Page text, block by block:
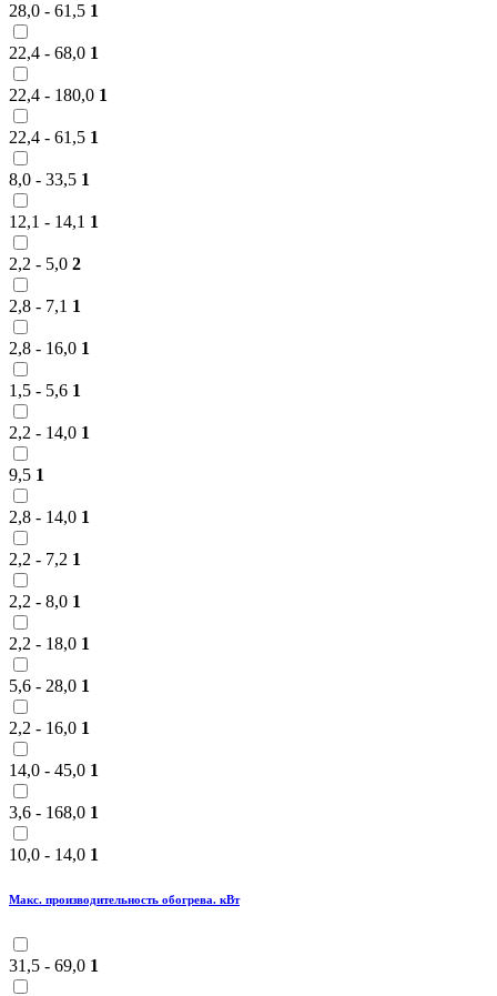
28,0 - 61,5 1
22,4 - 68,0 1
22,4 - 180,0 1
22,4 - 61,5 1
8,0 - 33,5 1
12,1 - 14,1 1
2,2 - 5,0 2
2,8 - 7,1 1
2,8 - 16,0 1
1,5 - 5,6 1
2,2 - 14,0 1
9,5 1
2,8 - 14,0 1
2,2 - 7,2 1
2,2 - 8,0 1
2,2 - 18,0 1
5,6 - 28,0 1
2,2 - 16,0 1
14,0 - 45,0 1
3,6 - 168,0 1
10,0 - 14,0 1
Макс. производительность обогрева. кВт
31,5 - 69,0 1